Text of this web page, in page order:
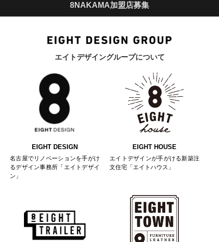
エイトデザイングループについて
EIGHT DESIGN
名古屋でリノベーションを手がけ
るデザイン事務所「エイトデザイ
ン」
EIGHT HOUSE
エイトデザインが手がける新築注
文住宅「エイトハウス」
8NAKAMA加盟店募集